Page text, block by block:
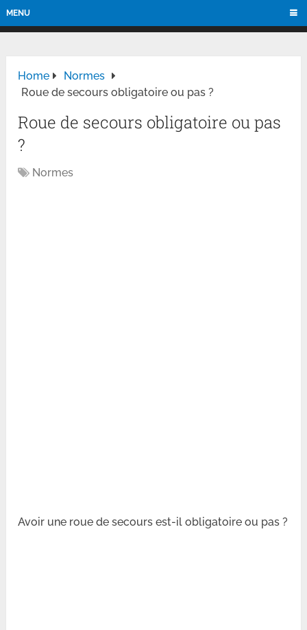
MENU
Home
Normes
Roue de secours obligatoire ou pas ?
Roue de secours obligatoire ou pas
?
Normes
Avoir une roue de secours est-il obligatoire ou pas ?